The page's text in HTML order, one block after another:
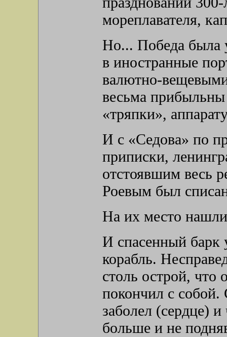
мореплавателя,
Но... Победа была
в иностранные
валютно-
весьма
«тряпки»,
И с «Седова» по
приписки,
отстоявшим весь
Роевым был
На их место
И спасенный барк
корабль.
столь острой, что
покончил с
заболел (сердце) и
больше и не